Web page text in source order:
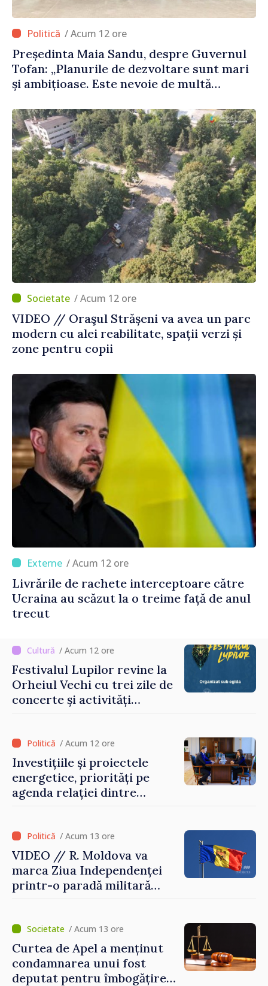
/ Acum 12 ore
Președinta Maia Sandu, despre Guvernul
Tofan: „Planurile de dezvoltare sunt mari
și ambițioase. Este nevoie de multă
/ Acum 12 ore
VIDEO // Oraşul Strășeni va avea un parc
modern cu alei reabilitate, spații verzi și
zone pentru copii
/ Acum 12 ore
Livrările de rachete interceptoare către
Ucraina au scăzut la o treime față de anul
trecut
/ Acum 12 ore
Festivalul Lupilor revine la
Orheiul Vechi cu trei zile de
concerte și activități
/ Acum 12 ore
Investițiile și proiectele
energetice, priorități pe
agenda relației dintre
/ Acum 13 ore
VIDEO // R. Moldova va
marca Ziua Independenței
printr-o paradă militară
eforturile pentru
consolidarea capacităților
de apărare”
/ Acum 13 ore
Curtea de Apel a menținut
condamnarea unui fost
deputat pentru îmbogățire